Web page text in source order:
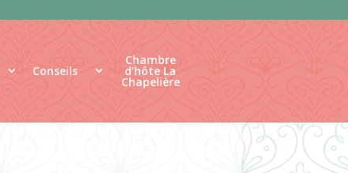
Conseils
Chambre
d’hôte La
Chapelière